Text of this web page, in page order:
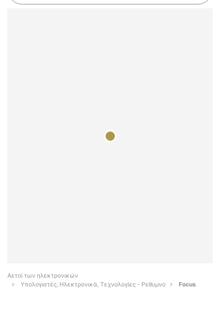
Αετοί των ηλεκτρονικών
Υπολογιστές, Ηλεκτρονικά, Τεχνολογίες - Ρεθυμνο
Focus